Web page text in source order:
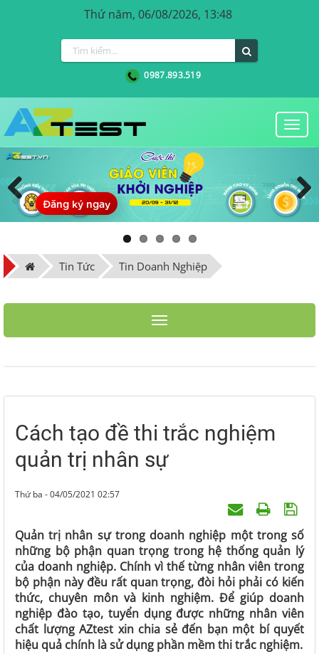
Thứ năm, 06/08/2026, 13:48
0987.893.519
Đăng ký ngay
Previous Next
Tin Tức Tin Doanh Nghiệp
Toggle navigation
Cách tạo đề thi trắc nghiệm
quản trị nhân sự
Thứ ba - 04/05/2021 02:57
Quản trị nhân sự trong doanh nghiệp một trong số
những bộ phận quan trọng trong hệ thống quản lý
của doanh nghiệp. Chính vì thế từng nhân viên trong
bộ phận này đều rất quan trọng, đòi hỏi phải có kiến
thức, chuyên môn và kinh nghiệm. Để giúp doanh
nghiệp đào tạo, tuyển dụng được những nhân viên
chất lượng AZtest xin chia sẻ đến bạn một bí quyết
hiệu quả chính là sử dụng phần mềm thi trắc nghiệm.